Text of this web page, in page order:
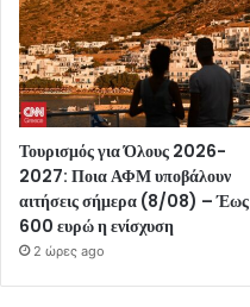
Τουρισμός για Όλους 2026-
2027: Ποια ΑΦΜ υποβάλουν
αιτήσεις σήμερα (8/08) – Έως
600 ευρώ η ενίσχυση
2 ώρες ago